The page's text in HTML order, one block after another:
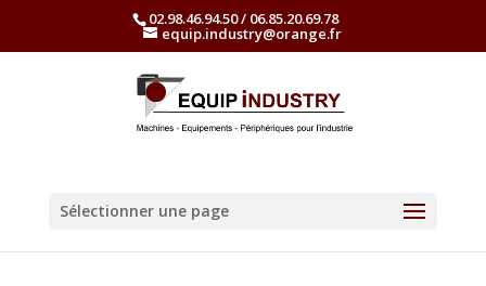
02.98.46.94.50 / 06.85.20.69.78
equip.industry@orange.fr
Sélectionner une page